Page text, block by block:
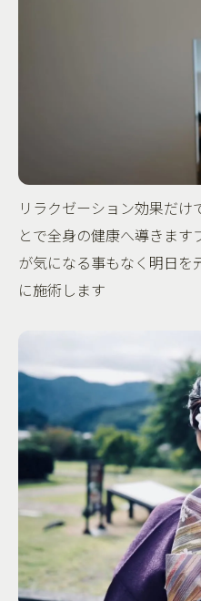
リラクゼーション効果だ
とで全身の健康へ導きます
が気になる事もなく明日を
に施術します